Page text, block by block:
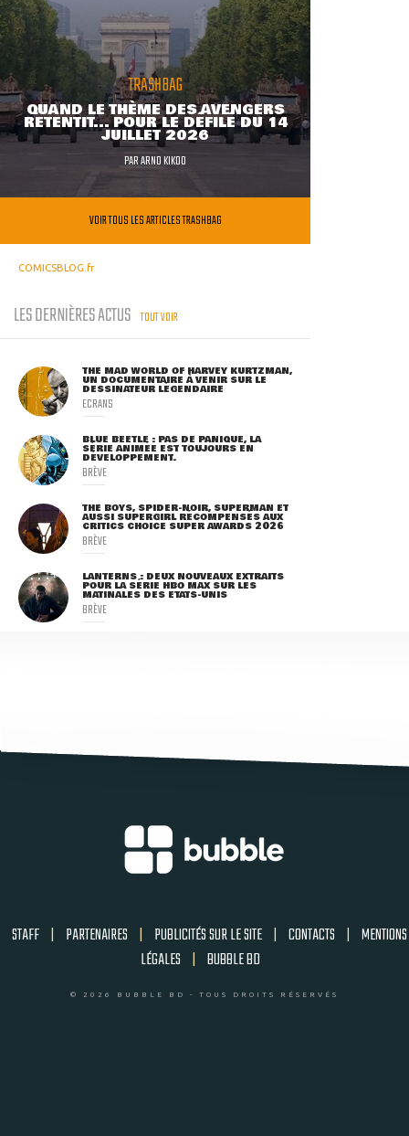
TRASHBAG
QUAND LE THÈME DES AVENGERS
RETENTIT... POUR LE DÉFILÉ DU 14
JUILLET 2026
PARARNO KIKOO
VOIR TOUS LES ARTICLES TRASHBAG
COMICSBLOG.fr
LES DERNIÈRES ACTUS TOUT VOIR
THE MAD WORLD OF HARVEY KURTZMAN,
UN DOCUMENTAIRE À VENIR SUR LE
DESSINATEUR LÉGENDAIRE
ECRANS
BLUE BEETLE : PAS DE PANIQUE, LA
SÉRIE ANIMÉE EST TOUJOURS EN
DÉVELOPPEMENT.
BRÈVE
THE BOYS, SPIDER-NOIR, SUPERMAN ET
AUSSI SUPERGIRL RÉCOMPENSÉS AUX
CRITICS CHOICE SUPER AWARDS 2026
BRÈVE
LANTERNS : DEUX NOUVEAUX EXTRAITS
POUR LA SÉRIE HBO MAX SUR LES
MATINALES DES ETATS-UNIS
BRÈVE
STAFF | PARTENAIRES | PUBLICITÉS SUR LE SITE | CONTACTS | MENTIONS
LÉGALES | BUBBLE BD
© 2026 BUBBLE BD - TOUS DROITS RÉSERVÉS